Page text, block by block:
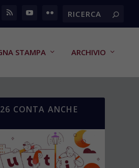
STAMPA ARCHIVIO
CONTA ANCHE